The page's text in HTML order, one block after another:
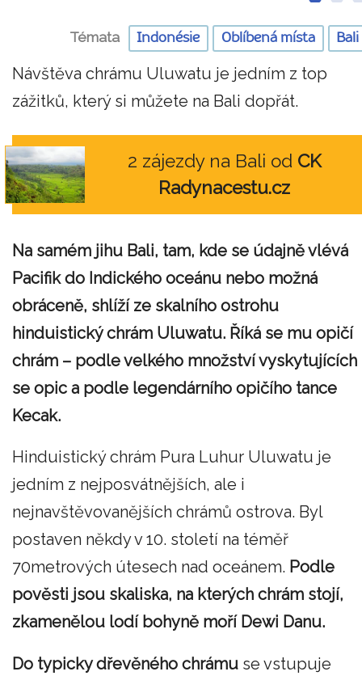
Témata Indonésie Oblíbená místa Bali
Návštěva chrámu Uluwatu je jedním z top
zážitků, který si můžete na Bali dopřát.
2 zájezdy na Bali od CK
Radynacestu.cz
Na samém jihu Bali, tam, kde se údajně vlévá
Pacifik do Indického oceánu nebo možná
obráceně, shlíží ze skalního ostrohu
hinduistický chrám Uluwatu. Říká se mu opičí
chrám – podle velkého množství vyskytujících
se opic a podle legendárního opičího tance
Kecak.
Hinduistický chrám Pura Luhur Uluwatu je
jedním z nejposvátnějších, ale i
nejnavštěvovanějších chrámů ostrova. Byl
postaven někdy v 10. století na téměř
70metrových útesech nad oceánem. Podle
pověsti jsou skaliska, na kterých chrám stojí,
zkamenělou lodí bohyně moří Dewi Danu.
Do typicky dřevěného chrámu se vstupuje